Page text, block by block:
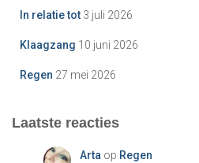
In relatie tot 3 juli 2026
Klaagzang 10 juni 2026
Regen 27 mei 2026
Laatste reacties
Arta op Regen